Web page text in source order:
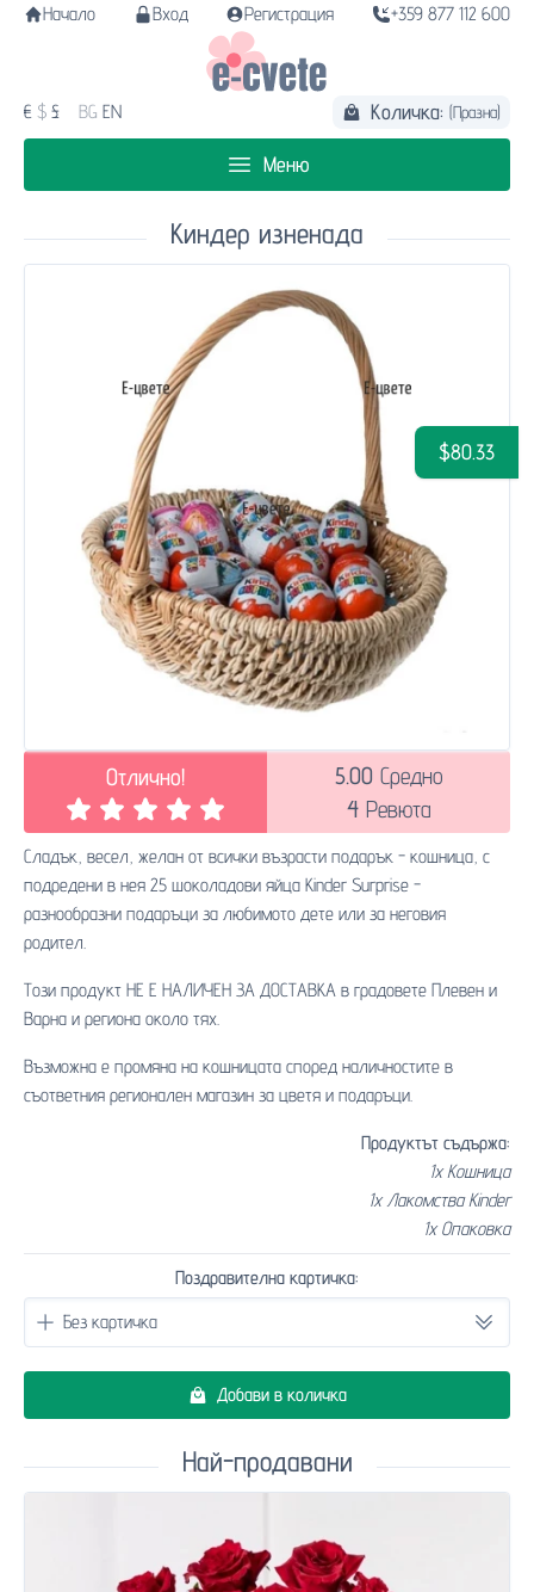
Начало Вход Регистрация +359 877 112 600
€ $ £ BG EN Количка: (Празна)
Меню
Киндер изненада
$80.33
Отлично! 5.00Средно
4Ревюта
Сладък, весел, желан от всички възрасти подарък - кошница, с
подредени в нея 25 шоколадови яйца Kinder Surprise -
разнообразни подаръци за любимото дете или за неговия
родител.
Този продукт НЕ Е НАЛИЧЕН ЗА ДОСТАВКА в градовете Плевен и
Варна и региона около тях.
Възможна е промяна на кошницата според наличностите в
съответния регионален магазин за цветя и подаръци.
Продуктът съдържа:
1x Кошница
1x Лакомства Kinder
1x Опаковка
Поздравителна картичка:
Добави в количка
Най-продавани